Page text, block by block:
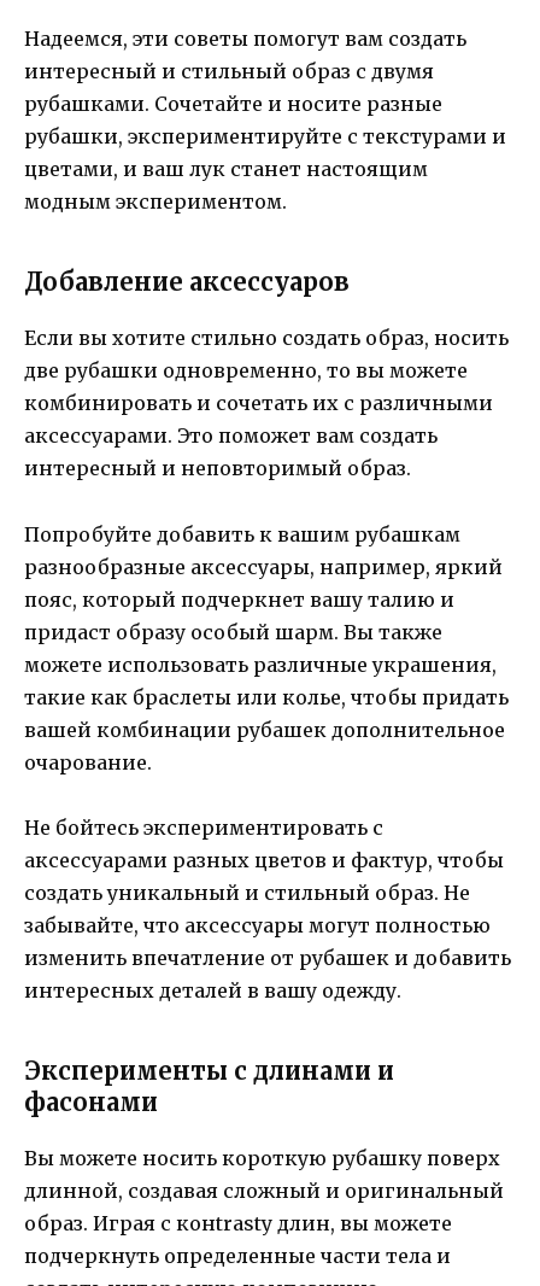
Надеемся, эти советы помогут вам создать
интересный и стильный образ с двумя
рубашками. Сочетайте и носите разные
рубашки, экспериментируйте с текстурами и
цветами, и ваш лук станет настоящим
модным экспериментом.
Добавление аксессуаров
Если вы хотите стильно создать образ, носить
две рубашки одновременно, то вы можете
комбинировать и сочетать их с различными
аксессуарами. Это поможет вам создать
интересный и неповторимый образ.
Попробуйте добавить к вашим рубашкам
разнообразные аксессуары, например, яркий
пояс, который подчеркнет вашу талию и
придаст образу особый шарм. Вы также
можете использовать различные украшения,
такие как браслеты или колье, чтобы придать
вашей комбинации рубашек дополнительное
очарование.
Не бойтесь экспериментировать с
аксессуарами разных цветов и фактур, чтобы
создать уникальный и стильный образ. Не
забывайте, что аксессуары могут полностью
изменить впечатление от рубашек и добавить
интересных деталей в вашу одежду.
Эксперименты с длинами и
фасонами
Вы можете носить короткую рубашку поверх
длинной, создавая сложный и оригинальный
образ. Играя с конtrasty длин, вы можете
подчеркнуть определенные части тела и